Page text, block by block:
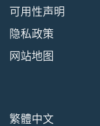
可用性声明
隐私政策
网站地图
繁體中文